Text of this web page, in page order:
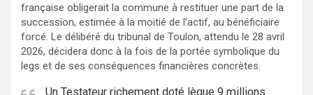
française obligerait la commune à restituer une part de la
succession, estimée à la moitié de l’actif, au bénéficiaire
forcé. Le délibéré du tribunal de Toulon, attendu le 28 avril
2026, décidera donc à la fois de la portée symbolique du
legs et de ses conséquences financières concrètes.
Un Testateur richement doté lègue 9 millions